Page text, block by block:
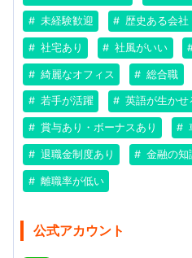
未経験歓迎 歴史ある会社
社宅あり 社風がいい
綺麗なオフィス 総合職
若手が活躍 英語が生かせ
賞与あり・ボーナスあり
退職金制度あり 金融の知
離職率が低い
公式アカウント